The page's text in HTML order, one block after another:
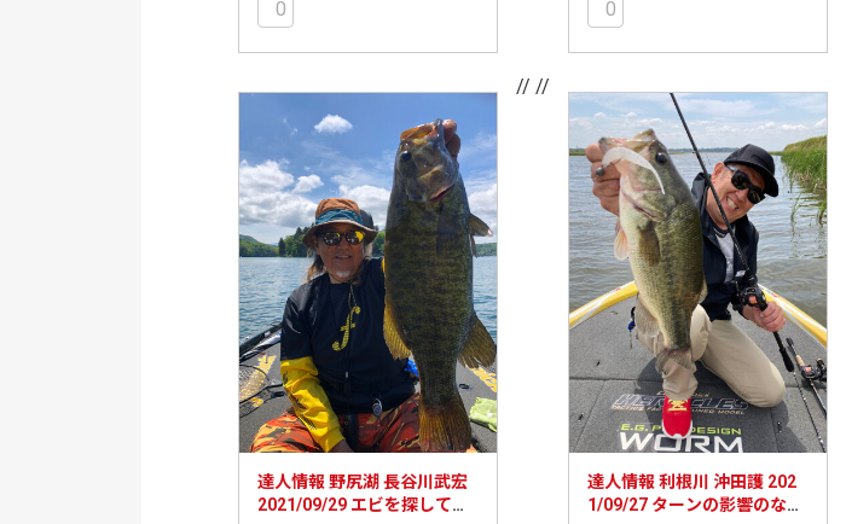
0 0
達人情報 野尻湖 長谷川武宏
2021/09/29 エビを探してネ
// //
達人情報 利根川 沖田護 202
1/09/27 ターンの影響のない